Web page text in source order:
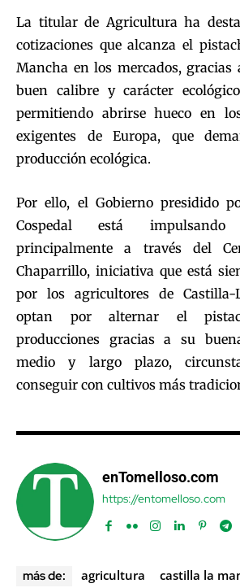
La titular de Agricultura ha
cotizaciones que alcanza el
Mancha en los mercados, gracias
buen calibre y carácter
permitiendo abrirse hueco en
exigentes de Europa, que
producción ecológica.
Por ello, el Gobierno presidido
Cospedal está
principalmente a través del
Chaparrillo, iniciativa que está
por los agricultores de Castilla-
optan por alternar el
producciones gracias a su
medio y largo plazo,
conseguir con cultivos más
enTomelloso.com
https://entomelloso.com
más de: agricultura castilla la